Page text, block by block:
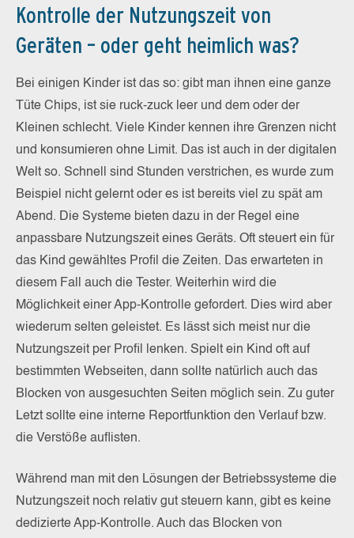
Kontrolle der Nutzungszeit von
Geräten – oder geht heimlich was?
Bei einigen Kinder ist das so: gibt man ihnen eine ganze
Tüte Chips, ist sie ruck-zuck leer und dem oder der
Kleinen schlecht. Viele Kinder kennen ihre Grenzen nicht
und konsumieren ohne Limit. Das ist auch in der digitalen
Welt so. Schnell sind Stunden verstrichen, es wurde zum
Beispiel nicht gelernt oder es ist bereits viel zu spät am
Abend. Die Systeme bieten dazu in der Regel eine
anpassbare Nutzungszeit eines Geräts. Oft steuert ein für
das Kind gewähltes Profil die Zeiten. Das erwarteten in
diesem Fall auch die Tester. Weiterhin wird die
Möglichkeit einer App-Kontrolle gefordert. Dies wird aber
wiederum selten geleistet. Es lässt sich meist nur die
Nutzungszeit per Profil lenken. Spielt ein Kind oft auf
bestimmten Webseiten, dann sollte natürlich auch das
Blocken von ausgesuchten Seiten möglich sein. Zu guter
Letzt sollte eine interne Reportfunktion den Verlauf bzw.
die Verstöße auflisten.
Während man mit den Lösungen der Betriebssysteme die
Nutzungszeit noch relativ gut steuern kann, gibt es keine
dedizierte App-Kontrolle. Auch das Blocken von